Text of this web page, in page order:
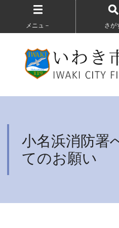
メニュ－ さが
小名浜消防署
てのお願い